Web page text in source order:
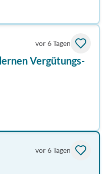
vor 6 Tagen
Vergütungs-
vor 6 Tagen